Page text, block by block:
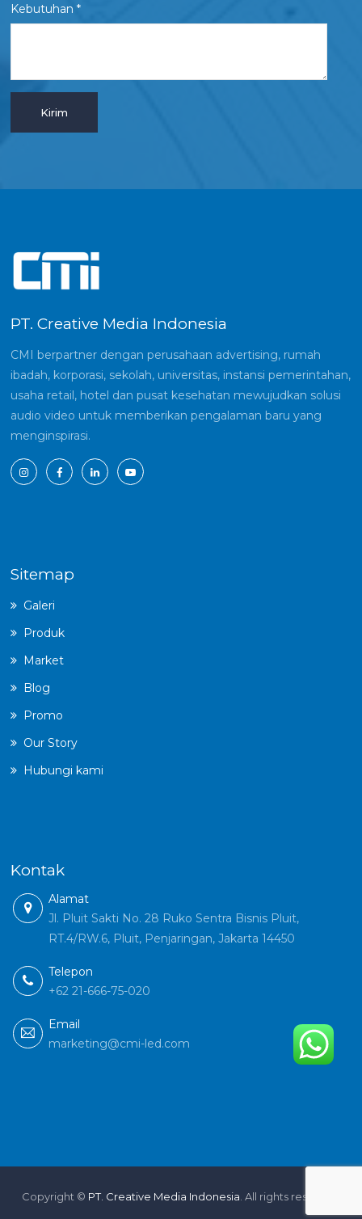
Kebutuhan *
PT. Creative Media Indonesia
CMI berpartner dengan perusahaan advertising, rumah
ibadah, korporasi, sekolah, universitas, instansi pemerintahan,
usaha retail, hotel dan pusat kesehatan mewujudkan solusi
audio video untuk memberikan pengalaman baru yang
menginspirasi.
Sitemap
Galeri
Produk
Market
Blog
Promo
Our Story
Hubungi kami
Kontak
Alamat
Jl. Pluit Sakti No. 28 Ruko Sentra Bisnis Pluit,
RT.4/RW.6, Pluit, Penjaringan, Jakarta 14450
Telepon
+62 21-666-75-020
Email
marketing@cmi-led.com
Copyright © PT. Creative Media Indonesia . All rights reserved.